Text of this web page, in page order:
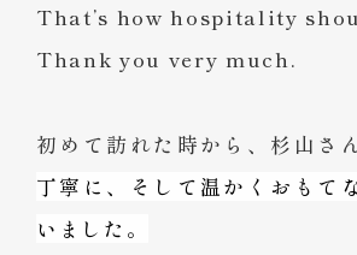
That’s how hospitality
Thank you very much.
初めて訪れた時から、杉山さ
丁寧に、そして温かくおもて
いました。